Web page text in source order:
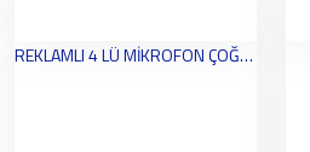
REKLAMLI 4 LÜ MİKROFON ÇOĞALTICI